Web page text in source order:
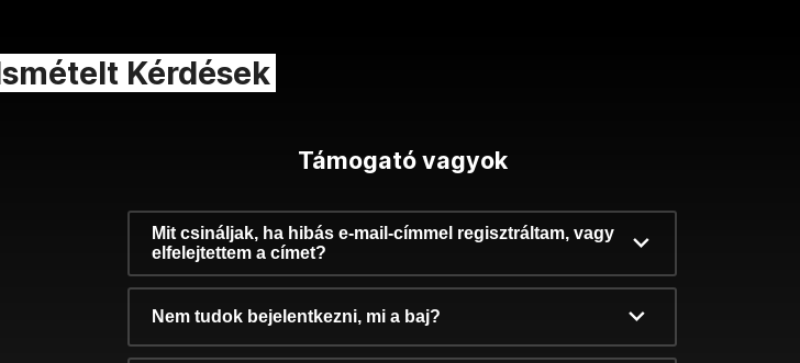
Kérdések
Támogató vagyok
Mit csináljak, ha hibás e-mail-címmel regisztráltam, vagy
elfelejtettem a címet?
Nem tudok bejelentkezni, mi a baj?